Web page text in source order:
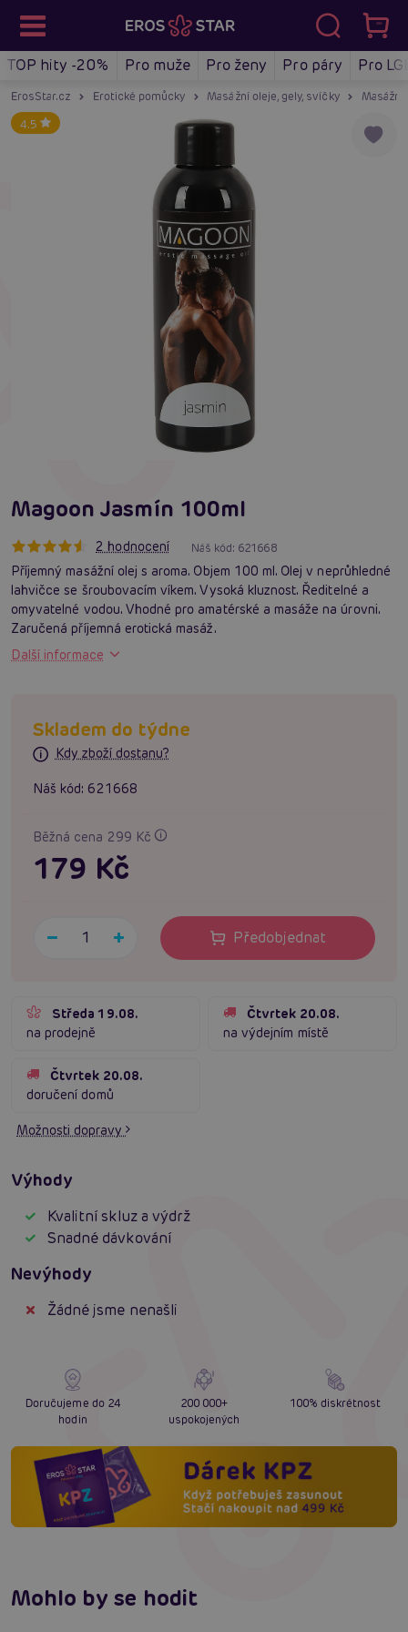
TOP hity -20% Pro muže Pro ženy Pro páry Pro
ErosStar.cz Erotické pomůcky Masážní oleje, gely, svíčky Masážní
4.5
Magoon Jasmín 100ml
2 hodnocení Náš kód: 621668
Příjemný masážní olej s aroma. Objem 100 ml. Olej v neprůhledné
lahvičce se šroubovacím víkem. Vysoká kluznost. Ředitelné a
omyvatelné vodou. Vhodné pro amatérské a masáže na úrovni.
Zaručená příjemná erotická masáž.
Další informace
Skladem do týdne
Kdy zboží dostanu?
Náš kód: 621668
Běžná cena 299 Kč
179 Kč
Předobjednat
Středa 19.08.
na prodejně
Čtvrtek 20.08.
na výdejním místě
Čtvrtek 20.08.
doručení domů
Možnosti dopravy
Výhody
Kvalitní skluz a výdrž
Snadné dávkování
Nevýhody
Žádné jsme nenašli
Doručujeme do 24
hodin
200 000+
uspokojených
100% diskrétnost
Mohlo by se hodit